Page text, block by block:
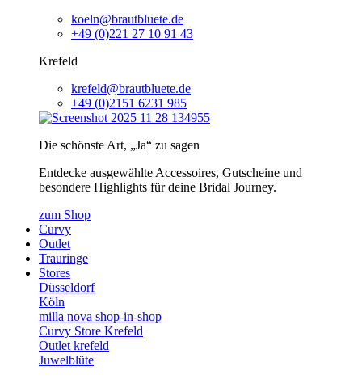
koeln@brautbluete.de
+49 (0)221 27 10 91 43
Krefeld
krefeld@brautbluete.de
+49 (0)2151 6231 985
Die schönste Art, „Ja“ zu sagen
Entdecke ausgewählte Accessoires, Gutscheine und
besondere Highlights für deine Bridal Journey.
zum Shop
Curvy
Outlet
Trauringe
Stores
Düsseldorf
Köln
milla nova shop-in-shop
Curvy Store Krefeld
Outlet krefeld
Juwelblüte